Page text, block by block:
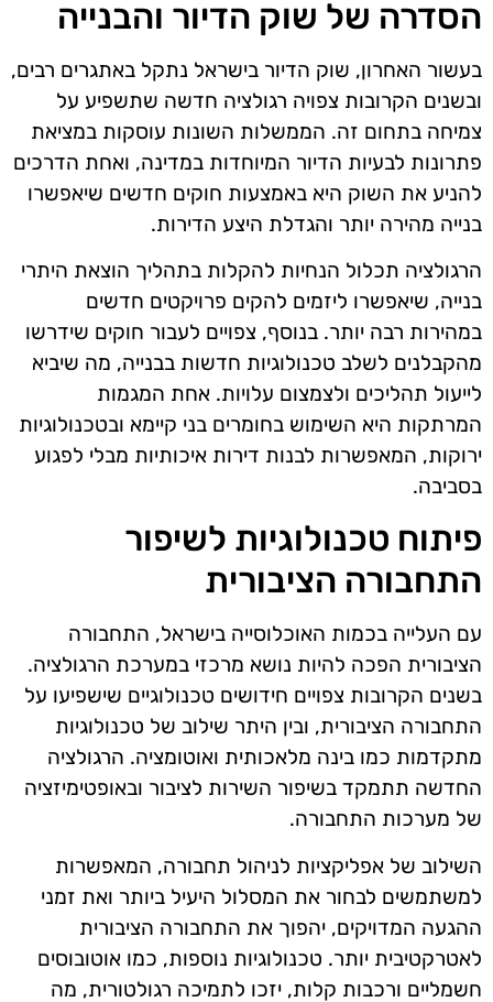
הסדרה של שוק הדיור והבנייה
בעשור האחרון, שוק הדיור בישראל נתקל באתגרים רבים,
ובשנים הקרובות צפויה רגולציה חדשה שתשפיע על
צמיחה בתחום זה. הממשלות השונות עוסקות במציאת
פתרונות לבעיות הדיור המיוחדות במדינה, ואחת הדרכים
להניע את השוק היא באמצעות חוקים חדשים שיאפשרו
בנייה מהירה יותר והגדלת היצע הדירות.
הרגולציה תכלול הנחיות להקלות בתהליך הוצאת היתרי
בנייה, שיאפשרו ליזמים להקים פרויקטים חדשים
במהירות רבה יותר. בנוסף, צפויים לעבור חוקים שידרשו
מהקבלנים לשלב טכנולוגיות חדשות בבנייה, מה שיביא
לייעול תהליכים ולצמצום עלויות. אחת המגמות
המרתקות היא השימוש בחומרים בני קיימא ובטכנולוגיות
ירוקות, המאפשרות לבנות דירות איכותיות מבלי לפגוע
בסביבה.
פיתוח טכנולוגיות לשיפור
התחבורה הציבורית
עם העלייה בכמות האוכלוסייה בישראל, התחבורה
הציבורית הפכה להיות נושא מרכזי במערכת הרגולציה.
בשנים הקרובות צפויים חידושים טכנולוגיים שישפיעו על
התחבורה הציבורית, ובין היתר שילוב של טכנולוגיות
מתקדמות כמו בינה מלאכותית ואוטומציה. הרגולציה
החדשה תתמקד בשיפור השירות לציבור ובאופטימיזציה
של מערכות התחבורה.
השילוב של אפליקציות לניהול תחבורה, המאפשרות
למשתמשים לבחור את המסלול היעיל ביותר ואת זמני
ההגעה המדויקים, יהפוך את התחבורה הציבורית
לאטרקטיבית יותר. טכנולוגיות נוספות, כמו אוטובוסים
חשמליים ורכבות קלות, יזכו לתמיכה רגולטורית, מה